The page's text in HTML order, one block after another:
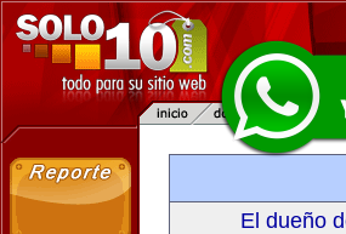
El dueño